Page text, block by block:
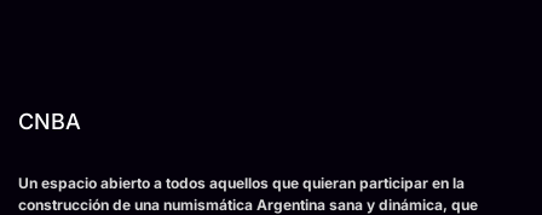
CNBA
Un espacio abierto a todos aquellos que quieran participar en la
construcción de una numismática Argentina sana y dinámica, que